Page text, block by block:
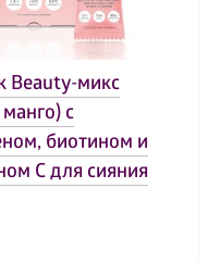
Beauty-микс
с
биотином и
С для сияния